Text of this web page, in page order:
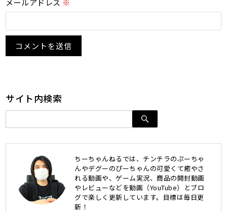
メールアドレス ※
サイト内検索
ちーちゃんねるでは、チンチラのぷーちゃ
んやデグーのぴーちゃんの可愛くて癒やさ
れる動画や、ゲーム実況、商品の開封動画
やレビューなどを動画（YouTube）とブロ
グで楽しく更新しています。目標は毎日更
新！